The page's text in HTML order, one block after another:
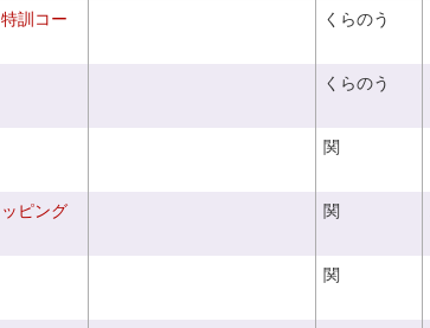
訓コー
くらのう
くらのう
関
ピング 関
関